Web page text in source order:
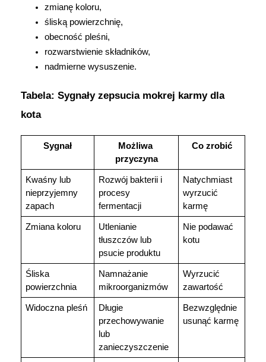
zmianę koloru,
śliską powierzchnię,
obecność pleśni,
rozwarstwienie składników,
nadmierne wysuszenie.
Tabela: Sygnały zepsucia mokrej karmy dla
kota
Sygnał
Możliwa
przyczyna
Co zrobić
Kwaśny lub
nieprzyjemny
zapach
Rozwój bakterii i
procesy
fermentacji
Natychmiast
wyrzucić
karmę
Zmiana koloru
Utlenianie
tłuszczów lub
psucie produktu
Nie podawać
kotu
Śliska
powierzchnia
Namnażanie
mikroorganizmów
Wyrzucić
zawartość
Widoczna pleśń
Długie
przechowywanie
lub
zanieczyszczenie
Bezwzględnie
usunąć karmę